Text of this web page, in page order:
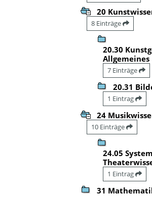
20
8 Einträge
20.30
Allgemeines
7 Einträge
20.31
1 Eintrag
24
10 Einträge
24.05
1 Eintrag
31